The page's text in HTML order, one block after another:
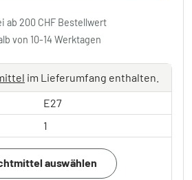
ab 200 CHF Bestellwert
von 10-14 Werktagen
im Lieferumfang enthalten.
E27
1
auswählen